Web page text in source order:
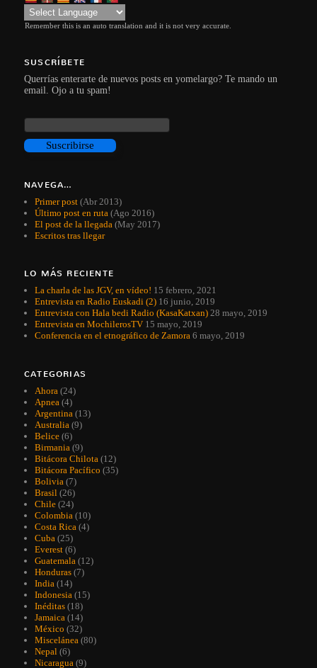
Remember this is an auto translation and it is not very accurate.
SUSCRÍBETE
Querrías enterarte de nuevos posts en yomelargo? Te mando un
email. Ojo a tu spam!
NAVEGA…
Primer post (Abr 2013)
Último post en ruta (Ago 2016)
El post de la llegada (May 2017)
Escritos tras llegar
LO MÁS RECIENTE
La charla de las JGV, en vídeo! 15 febrero, 2021
Entrevista en Radio Euskadi (2) 16 junio, 2019
Entrevista con Hala bedi Radio (KasaKatxan) 28 mayo, 2019
Entrevista en MochilerosTV 15 mayo, 2019
Conferencia en el etnográfico de Zamora 6 mayo, 2019
CATEGORIAS
Ahora (24)
Apnea (4)
Argentina (13)
Australia (9)
Belice (6)
Birmania (9)
Bitácora Chilota (12)
Bitácora Pacífico (35)
Bolivia (7)
Brasil (26)
Chile (24)
Colombia (10)
Costa Rica (4)
Cuba (25)
Everest (6)
Guatemala (12)
Honduras (7)
India (14)
Indonesia (15)
Inéditas (18)
Jamaica (14)
México (32)
Miscelánea (80)
Nepal (6)
Nicaragua (9)